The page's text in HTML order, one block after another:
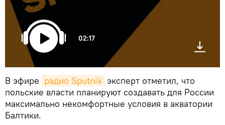
02:17
В эфире радио Sputnik эксперт отметил, что
польские власти планируют создавать для России
максимально некомфортные условия в акватории
Балтики.